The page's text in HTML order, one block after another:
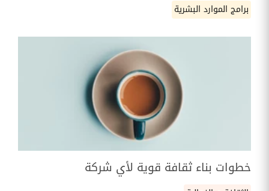
برامج الموارد البشرية
خطوات بناء ثقافة قوية لأي شركة